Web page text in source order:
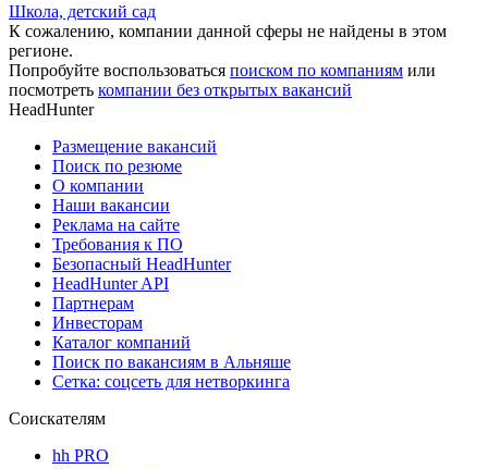
Школа, детский сад
К сожалению, компании данной сферы не найдены в этом
регионе.
Попробуйте воспользоваться поиском по компаниям или
посмотреть компании без открытых вакансий
HeadHunter
Размещение вакансий
Поиск по резюме
О компании
Наши вакансии
Реклама на сайте
Требования к ПО
Безопасный HeadHunter
HeadHunter API
Партнерам
Инвесторам
Каталог компаний
Поиск по вакансиям в Альняше
Сетка: соцсеть для нетворкинга
Соискателям
hh PRO